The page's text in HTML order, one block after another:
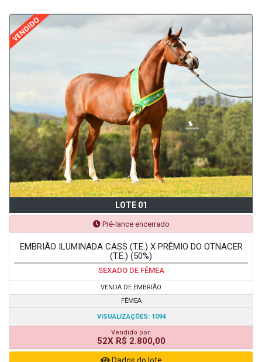
LOTE 01
Pré-lance encerrado
EMBRIÃO ILUMINADA CASS (T.E.) X PRÊMIO DO OTNACER
(T.E.) (50%)
SEXADO DE FÊMEA
VENDA DE EMBRIÃO
FÊMEA
VISUALIZAÇÕES: 1094
Vendido por:
52X R$ 2.800,00